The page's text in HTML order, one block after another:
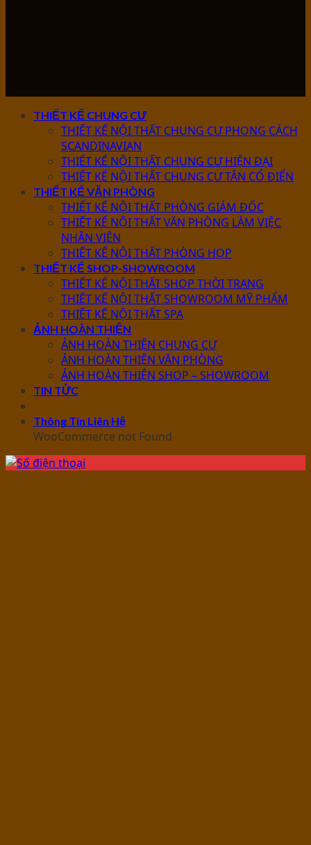
THIẾT KẾ CHUNG CƯ
THIẾT KẾ NỘI THẤT CHUNG CƯ PHONG CÁCH
SCANDINAVIAN
THIẾT KẾ NỘI THẤT CHUNG CƯ HIỆN ĐẠI
THIẾT KẾ NỘI THẤT CHUNG CƯ TÂN CỔ ĐIỂN
THIẾT KẾ VĂN PHÒNG
THIẾT KẾ NỘI THẤT PHÒNG GIÁM ĐỐC
THIẾT KẾ NỘI THẤT VĂN PHÒNG LÀM VIỆC
NHÂN VIÊN
THIẾT KẾ NỘI THẤT PHÒNG HỌP
THIẾT KẾ SHOP-SHOWROOM
THIẾT KẾ NỘI THẤT SHOP THỜI TRANG
THIẾT KẾ NỘI THẤT SHOWROOM MỸ PHẨM
THIẾT KẾ NỘI THẤT SPA
ẢNH HOÀN THIỆN
ẢNH HOÀN THIỆN CHUNG CƯ
ẢNH HOÀN THIỆN VĂN PHÒNG
ẢNH HOÀN THIỆN SHOP – SHOWROOM
TIN TỨC
Thông Tin Liên Hệ
WooCommerce not Found